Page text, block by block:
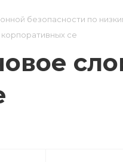
безопасности по
се